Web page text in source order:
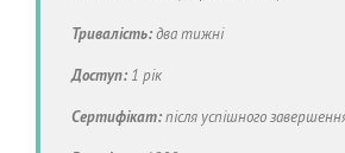
Тривалість:два тижні
Доступ: 1 рік
Сертифікат:після успішного